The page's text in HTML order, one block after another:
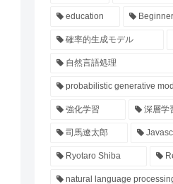
education Beginner
確率的生成モデル
自然言語処理
probabilistic generative
強化学習 深層学
司馬遼太郎
Ryotaro Shiba
natural language